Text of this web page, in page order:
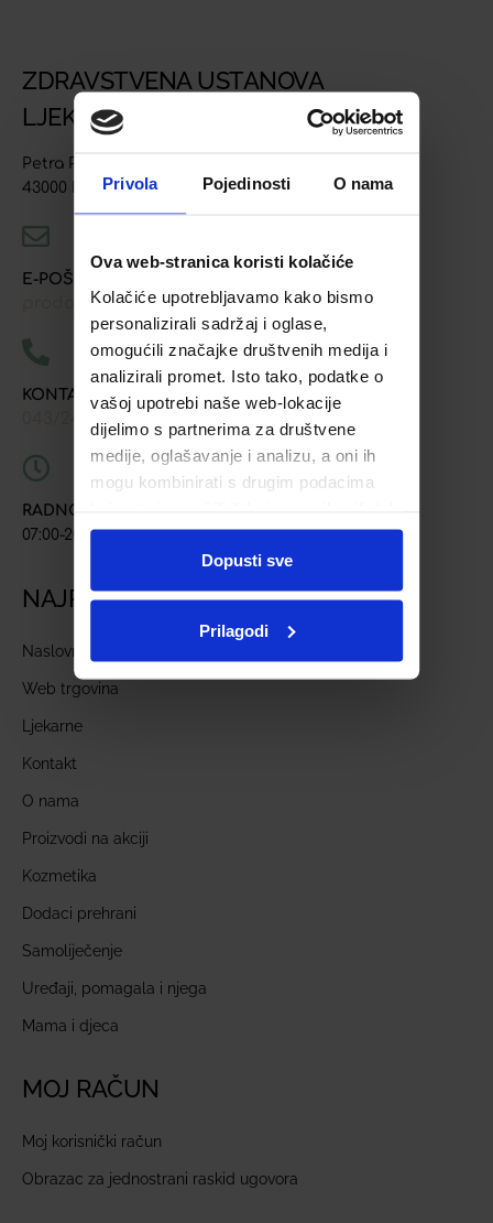
Privola Pojedinosti O nama
Ova web-stranica koristi kolačiće
Kolačiće upotrebljavamo kako bismo
personalizirali sadržaj i oglase,
omogućili značajke društvenih medija i
analizirali promet. Isto tako, podatke o
vašoj upotrebi naše web-lokacije
dijelimo s partnerima za društvene
medije, oglašavanje i analizu, a oni ih
mogu kombinirati s drugim podacima
ste upotrebljavali njihove usluge.
Dopusti sve
Prilagodi
ZDRAVSTVENA USTANOVA
LJEKARNA BJELOVAR
Petra Preradovića 4
43000 Bjelovar
E-POŠTA
prodaja@ljekarna-bjelovar.hr
KONTAKT TELEFONI
043/241-907 091/618-9163 091/603-8577
RADNO VRIJEME
07:00-20:00
NAJPOSJEĆENIJE STRANICE
Naslovnica
Web trgovina
Ljekarne
Kontakt
O nama
Proizvodi na akciji
Kozmetika
Dodaci prehrani
Samoliječenje
Uređaji, pomagala i njega
Mama i djeca
MOJ RAČUN
Moj korisnički račun
Obrazac za jednostrani raskid ugovora